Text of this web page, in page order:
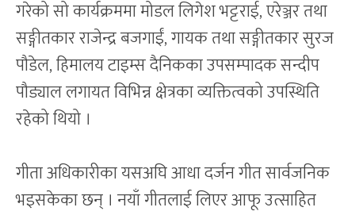
गरेको सो कार्यक्रममा मोडल लिगेश भट्टराई, एरेञ्जर तथा
सङ्गीतकार राजेन्द्र बजगाईं, गायक तथा सङ्गीतकार सुरज
पौडेल, हिमालय टाइम्स दैनिकका उपसम्पादक सन्दीप
पौड्याल लगायत विभिन्न क्षेत्रका व्यक्तित्वको उपस्थिति
रहेको थियो ।
गीता अधिकारीका यसअघि आधा दर्जन गीत सार्वजनिक
भइसकेका छन् । नयाँ गीतलाई लिएर आफू उत्साहित